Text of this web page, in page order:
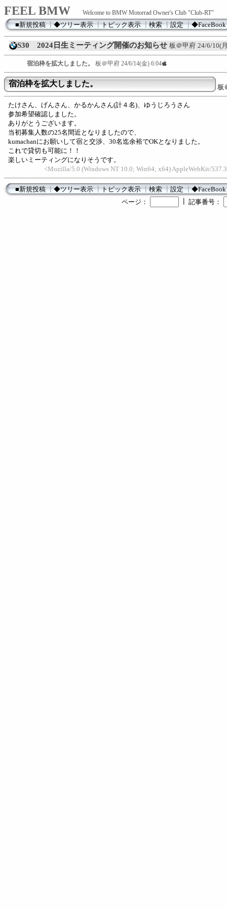
FEEL BMW Welcome to BMW Motorrad Owner's Club "Club-RT"
■新規投稿┃◆ツリー表示┃トピック表示┃検索┃設定┃◆FaceBook
S30 2024日生ミーティング開催のお知らせ 板＠甲府 24/6/10(
宿泊枠を拡大しました。 板＠甲府 24/6/14(金) 6:04
宿泊枠を拡大しました。 板
たけさん、げんさん、かるかんさん(計４名)、ゆうじろうさん
参加希望確認しました。
ありがとうございます。
当初募集人数の25名間近となりましたので、
kumachanにお願いして宿と交渉、30名迄余裕でOKとなりました。
これで貸切も可能に！！
楽しいミーティングになりそうです。
<Mozilla/5.0 (Windows NT 10.0; Win64; x64) AppleWebKit/
■新規投稿┃◆ツリー表示┃トピック表示┃検索┃設定┃◆FaceBook
ページ：
記事番号：